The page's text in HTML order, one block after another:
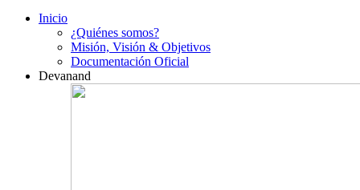
Inicio
¿Quiénes somos?
Misión, Visión & Objetivos
Documentación Oficial
Devanand